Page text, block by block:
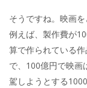
そうですね。映画
例えば、製作費が
算で作られている
で、100億円で映画
駕しようとする